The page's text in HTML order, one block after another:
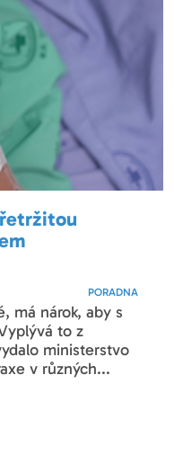
PORADNA
má nárok, aby s
to z
ministerstvo
v různých...